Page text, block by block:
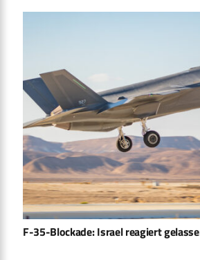
F-35-Blockade: Israel reagiert gelassen